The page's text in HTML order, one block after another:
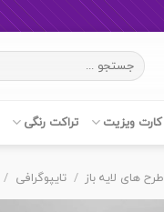
جستجو
برای:
کارت ویزیت تراکت رنگی
طرح های لایه باز / تایپوگرافی /